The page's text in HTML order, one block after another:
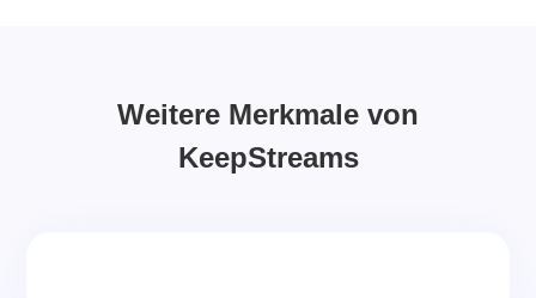
Weitere Merkmale von
KeepStreams